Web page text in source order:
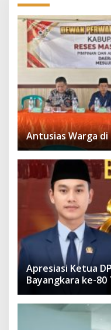
Antusias Warga di
Apresiasi Ketua
Bayangkara ke-80